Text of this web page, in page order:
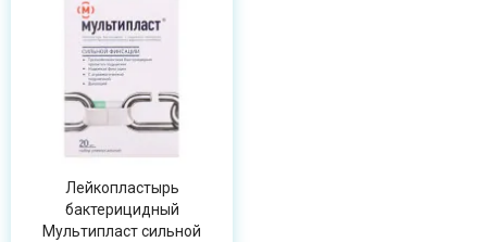
Лейкопластырь
бактерицидный
Мультипласт сильной